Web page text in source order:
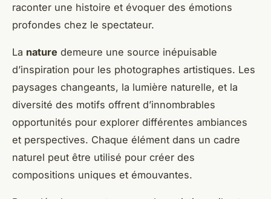
raconter une histoire et évoquer des émotions
profondes chez le spectateur.
La nature demeure une source inépuisable
d’inspiration pour les photographes artistiques. Les
paysages changeants, la lumière naturelle, et la
diversité des motifs offrent d’innombrables
opportunités pour explorer différentes ambiances
et perspectives. Chaque élément dans un cadre
naturel peut être utilisé pour créer des
compositions uniques et émouvantes.